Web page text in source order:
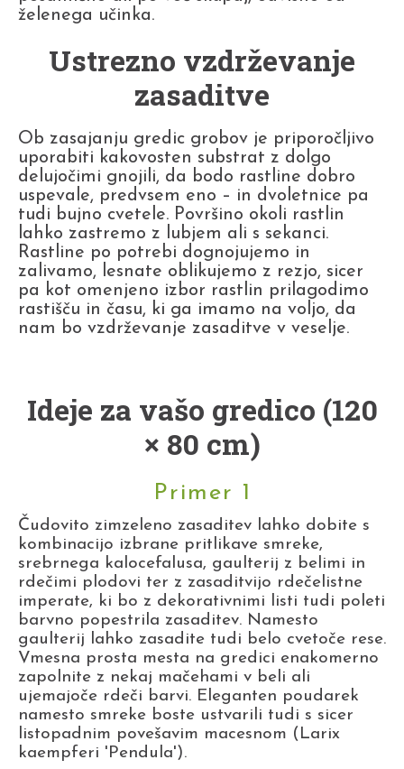
želenega učinka.
Ustrezno vzdrževanje
zasaditve
Ob zasajanju gredic grobov je priporočljivo
uporabiti kakovosten substrat z dolgo
delujočimi gnojili, da bodo rastline dobro
uspevale, predvsem eno – in dvoletnice pa
tudi bujno cvetele. Površino okoli rastlin
lahko zastremo z lubjem ali s sekanci.
Rastline po potrebi dognojujemo in
zalivamo, lesnate oblikujemo z rezjo, sicer
pa kot omenjeno izbor rastlin prilagodimo
rastišču in času, ki ga imamo na voljo, da
nam bo vzdrževanje zasaditve v veselje.
Ideje za vašo gredico (120
× 80 cm)
Primer 1
Čudovito zimzeleno zasaditev lahko dobite s
kombinacijo izbrane pritlikave smreke,
srebrnega kalocefalusa, gaulterij z belimi in
rdečimi plodovi ter z zasaditvijo rdečelistne
imperate, ki bo z dekorativnimi listi tudi poleti
barvno popestrila zasaditev. Namesto
gaulterij lahko zasadite tudi belo cvetoče rese.
Vmesna prosta mesta na gredici enakomerno
zapolnite z nekaj mačehami v beli ali
ujemajoče rdeči barvi. Eleganten poudarek
namesto smreke boste ustvarili tudi s sicer
listopadnim povešavim macesnom (Larix
kaempferi 'Pendula').